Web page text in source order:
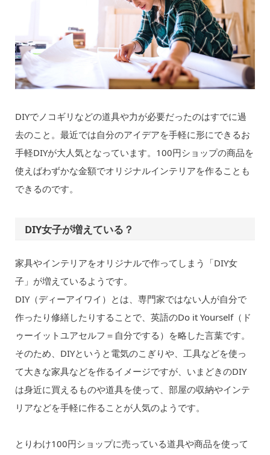
DIYでノコギリなどの道具や力が必要だったのはすでに過
去のこと。最近では自分のアイデアを手軽に形にできるお
手軽DIYが大人気となっています。100円ショップの商品を
使えばわずかな金額でオリジナルインテリアを作ることも
できるのです。
DIY女子が増えている？
家具やインテリアをオリジナルで作ってしまう「DIY女
子」が増えているようです。
DIY（ディーアイワイ）とは、専門家ではない人が自分で
作ったり修繕したりすることで、英語のDo it Yourself（ド
ゥーイットユアセルフ＝自分でする）を略した言葉です。
そのため、DIYというと電気のこぎりや、工具などを使っ
て大きな家具などを作るイメージですが、いまどきのDIY
は身近に買えるものや道具を使って、部屋の収納やインテ
リアなどを手軽に作ることが人気のようです。
とりわけ100円ショップに売っている道具や商品を使って